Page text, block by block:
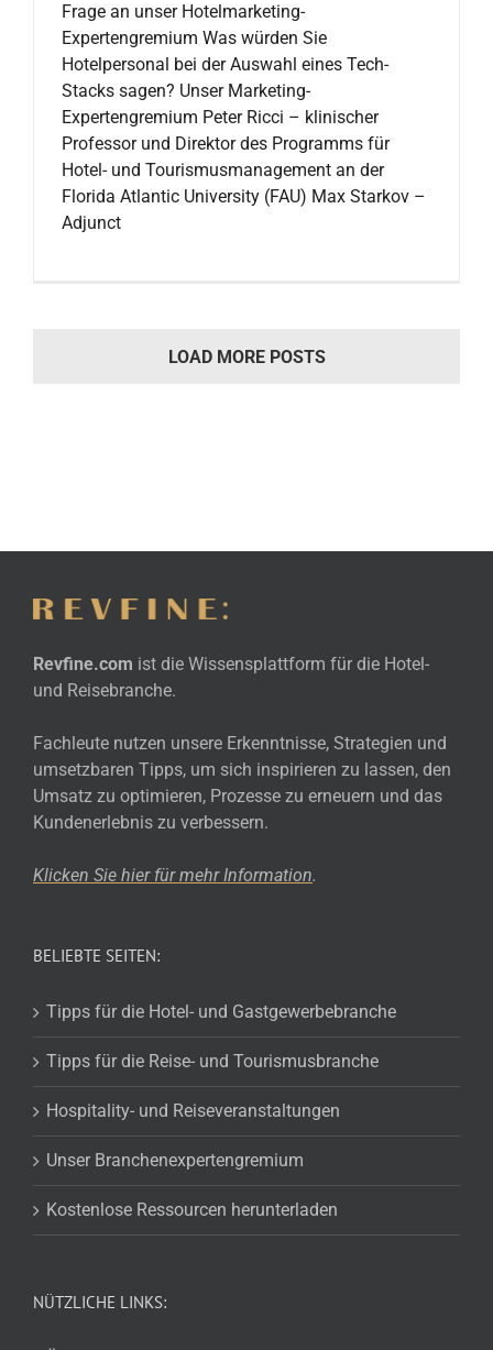
Frage an unser Hotelmarketing-
Expertengremium Was würden Sie
Hotelpersonal bei der Auswahl eines Tech-
Stacks sagen? Unser Marketing-
Expertengremium Peter Ricci – klinischer
Professor und Direktor des Programms für
Hotel- und Tourismusmanagement an der
Florida Atlantic University (FAU) Max Starkov –
Adjunct
LOAD MORE POSTS
Revfine.com ist die Wissensplattform für die Hotel-
und Reisebranche.
Fachleute nutzen unsere Erkenntnisse, Strategien und
umsetzbaren Tipps, um sich inspirieren zu lassen, den
Umsatz zu optimieren, Prozesse zu erneuern und das
Kundenerlebnis zu verbessern.
Klicken Sie hier für mehrInformation.
BELIEBTE SEITEN:
Tipps für die Hotel- und Gastgewerbebranche
Tipps für die Reise- und Tourismusbranche
Hospitality- und Reiseveranstaltungen
Unser Branchenexpertengremium
Kostenlose Ressourcen herunterladen
NÜTZLICHE LINKS: